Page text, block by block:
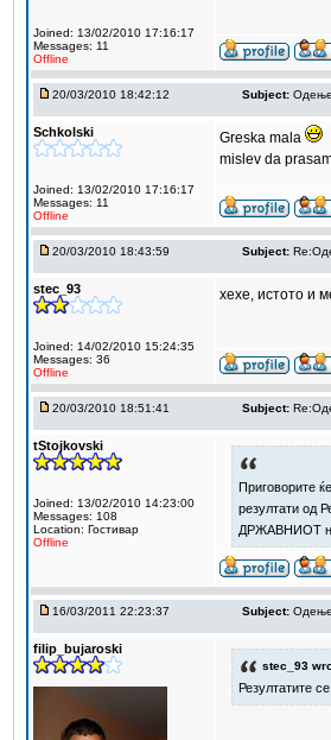
Joined: 13/02/2010 17:16:17
Messages: 11
Offline
20/03/2010 18:42:12 Subject:
Schkolski
Joined: 13/02/2010 17:16:17
Messages: 11
Offline
Greska mala
mislev da
20/03/2010 18:43:59 Subject:
stec_93
Joined: 14/02/2010 15:24:35
Messages: 36
Offline
хехе, истото и
20/03/2010 18:51:41 Subject:
tStojkovski
Joined: 13/02/2010 14:23:00
Messages: 108
Location: Гостивар
Offline
Приговорите
резултати од
ДРЖАВНИОТ
16/03/2011 22:23:37 Subject:
filip_bujaroski
stec_93
Резултатите